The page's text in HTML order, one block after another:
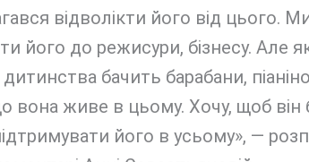
відволікти його від цього.
його до режисури, бізнесу. Але
бачить барабани, піаніно
вона живе в цьому. Хочу, щоб він
його в усьому», —